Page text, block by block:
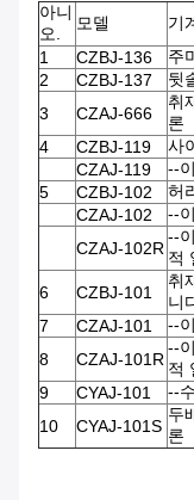
아니
오.
모델 기
1
CZBJ-136 주
2
CZBJ-137 뒷
3
CZAJ-666
취
론
4
CZBJ-119 사
CZAJ-119
--
5
CZBJ-102 허
CZAJ-102
--
CZAJ-102R
--
적
6 CZBJ-101
취
니
7
CZAJ-101 --
8
CZAJ-101R
--
적
9
CYAJ-101 --
10
CYAJ-101S
두
론